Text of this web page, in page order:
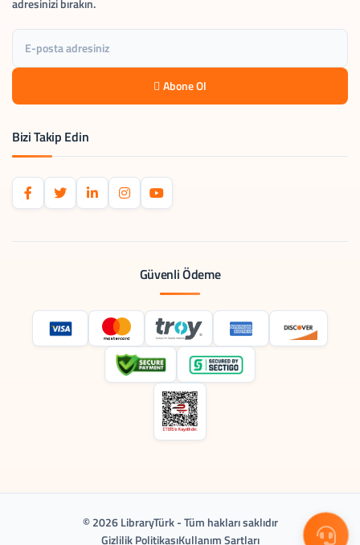
adresinizi bırakın.
Abone Ol
Bizi Takip Edin
Güvenli Ödeme
© 2026 LibraryTürk - Tüm hakları saklıdır
Gizlilik PolitikasıKullanım Şartları